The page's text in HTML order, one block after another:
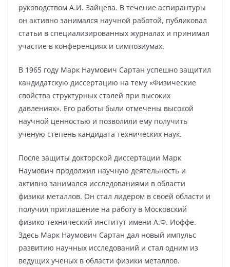
руководством А.И. Зайцева. В течение аспирантуры
он активно занимался научной работой, публиковал
статьи в специализированных журналах и принимал
участие в конференциях и симпозиумах.
В 1965 году Марк Наумович Сартан успешно защитил
кандидатскую диссертацию на тему «Физические
свойства структурных сталей при высоких
давлениях». Его работы были отмечены высокой
научной ценностью и позволили ему получить
ученую степень кандидата технических наук.
После защиты докторской диссертации Марк
Наумович продолжил научную деятельность и
активно занимался исследованиями в области
физики металлов. Он стал лидером в своей области и
получил приглашение на работу в Московский
физико-технический институт имени А.Ф. Иоффе.
Здесь Марк Наумович Сартан дал новый импульс
развитию научных исследований и стал одним из
ведущих ученых в области физики металлов.